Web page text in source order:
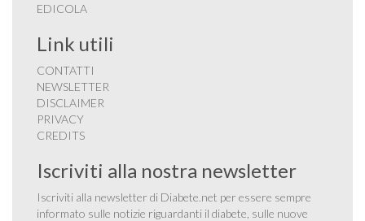
EDICOLA
Link utili
CONTATTI
NEWSLETTER
DISCLAIMER
PRIVACY
CREDITS
Iscriviti alla nostra newsletter
Iscriviti alla newsletter di Diabete.net per essere sempre
informato sulle notizie riguardanti il diabete, sulle nuove